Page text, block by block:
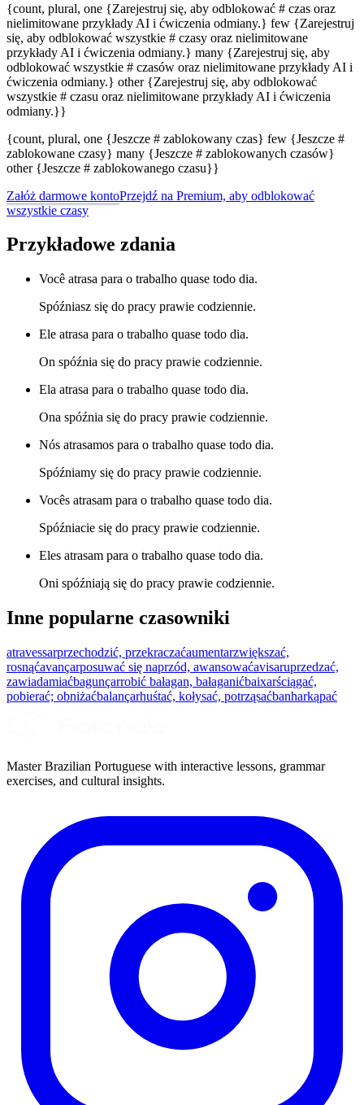
{count, plural, one {Zarejestruj się, aby odblokować # czas oraz
nielimitowane przykłady AI i ćwiczenia odmiany.} few {Zarejestruj
się, aby odblokować wszystkie # czasy oraz nielimitowane
przykłady AI i ćwiczenia odmiany.} many {Zarejestruj się, aby
odblokować wszystkie # czasów oraz nielimitowane przykłady AI i
ćwiczenia odmiany.} other {Zarejestruj się, aby odblokować
wszystkie # czasu oraz nielimitowane przykłady AI i ćwiczenia
odmiany.}}
{count, plural, one {Jeszcze # zablokowany czas} few {Jeszcze #
zablokowane czasy} many {Jeszcze # zablokowanych czasów}
other {Jeszcze # zablokowanego czasu}}
Załóż darmowe kontoPrzejdź na Premium, aby odblokować
wszystkie czasy
Przykładowe zdania
Você atrasa para o trabalho quase todo dia.
Spóźniasz się do pracy prawie codziennie.
Ele atrasa para o trabalho quase todo dia.
On spóźnia się do pracy prawie codziennie.
Ela atrasa para o trabalho quase todo dia.
Ona spóźnia się do pracy prawie codziennie.
Nós atrasamos para o trabalho quase todo dia.
Spóźniamy się do pracy prawie codziennie.
Vocês atrasam para o trabalho quase todo dia.
Spóźniacie się do pracy prawie codziennie.
Eles atrasam para o trabalho quase todo dia.
Oni spóźniają się do pracy prawie codziennie.
Inne popularne czasowniki
atravessarprzechodzić, przekraczaćaumentarzwiększać,
rosnąćavançarposuwać się naprzód, awansowaćavisaruprzedzać,
zawiadamiaćbagunçarrobić bałagan, bałaganićbaixarściągać,
pobierać; obniżaćbalançarhuśtać, kołysać, potrząsaćbanharkąpać
Master Brazilian Portuguese with interactive lessons, grammar
exercises, and cultural insights.